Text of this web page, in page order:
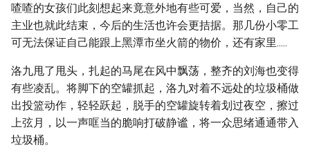
喳喳的女孩们此刻想起来竟意外地有些可爱，当然，自己的
主业也就此结束，今后的生活也许会更拮据。那几份小零工
可无法保证自己能跟上黑潭市坐火箭的物价，还有家里.....
洛九甩了甩头，扎起的马尾在风中飘荡，整齐的刘海也变得
有些凌乱。将脚下的空罐抓起，洛九对着不远处的垃圾桶做
出投篮动作，轻轻跃起，脱手的空罐旋转着划过夜空，擦过
上弦月，以一声哐当的脆响打破静谧，将一众思绪通通带入
垃圾桶。